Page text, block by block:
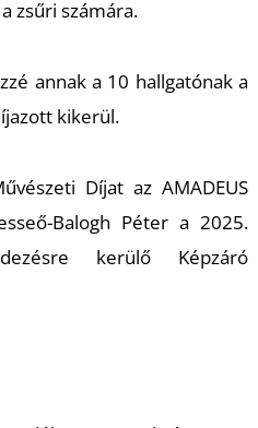
zsűri számára.
annak a 10 hallgatónak a
kikerül.
Díjat az AMADEUS
Balogh Péter a 2025.
kerülő Képzáró